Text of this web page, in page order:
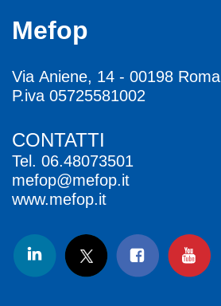
Mefop
Via Aniene, 14 - 00198 Roma
P.iva 05725581002
CONTATTI
Tel. 06.48073501
mefop@mefop.it
www.mefop.it